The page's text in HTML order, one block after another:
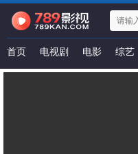
首页 电视剧 电影 综艺